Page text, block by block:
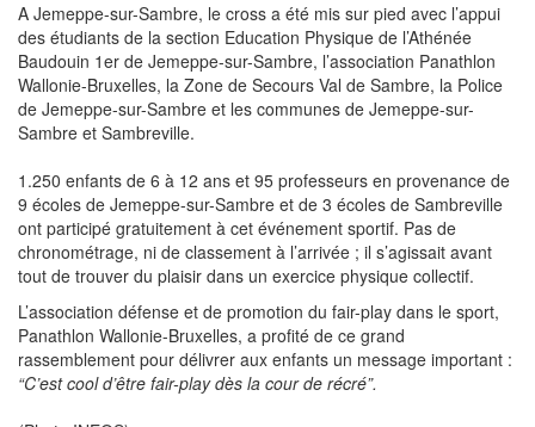
A Jemeppe-sur-Sambre, le cross a été mis sur pied avec l’appui
des étudiants de la section Education Physique de l’Athénée
Baudouin 1er de Jemeppe-sur-Sambre, l’association Panathlon
Wallonie-Bruxelles, la Zone de Secours Val de Sambre, la Police
de Jemeppe-sur-Sambre et les communes de Jemeppe-sur-
Sambre et Sambreville.
1.250 enfants de 6 à 12 ans et 95 professeurs en provenance de
9 écoles de Jemeppe-sur-Sambre et de 3 écoles de Sambreville
ont participé gratuitement à cet événement sportif. Pas de
chronométrage, ni de classement à l’arrivée ; il s’agissait avant
tout de trouver du plaisir dans un exercice physique collectif.
L’association défense et de promotion du fair-play dans le sport,
Panathlon Wallonie-Bruxelles, a profité de ce grand
rassemblement pour délivrer aux enfants un message important :
“C’est cool d’être fair-play dès la cour de récré”.